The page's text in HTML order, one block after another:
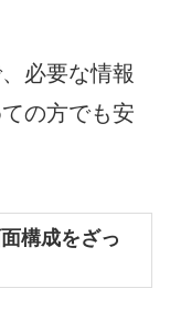
必要な情報
の方でも安
構成をざっ